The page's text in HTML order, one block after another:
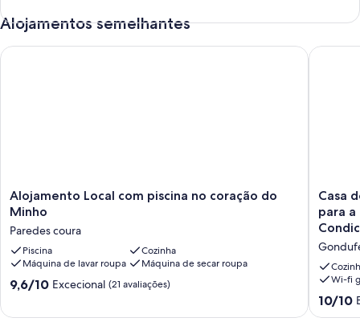
- Internet e Tv
- Jardim
Alojamentos semelhantes
Alojamento
Local
piscina
no
coração
do
Minho
Alojamento Local com piscina no coração do
Minho
Paredes coura
Piscina
Cozinha
Máquina de lavar roupa
Máquina de secar roupa
Pontuação
9,6/10 Excecional (21 avaliações)
Alojamento Local com piscina no coração do Minho
Casa
de
Férias
'Casa
Do
com
Vista
para
Casa
para
Wi-fi
de
10/10
Casa